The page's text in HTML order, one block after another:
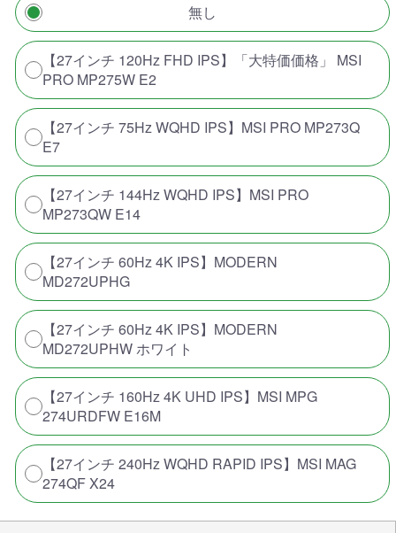
無し
【27インチ 120Hz FHD IPS】「大特価価格」 MSI
PRO MP275W E2
【27インチ 75Hz WQHD IPS】MSI PRO MP273Q
E7
【27インチ 144Hz WQHD IPS】MSI PRO
MP273QW E14
【27インチ 60Hz 4K IPS】MODERN
MD272UPHG
【27インチ 60Hz 4K IPS】MODERN
MD272UPHW ホワイト
【27インチ 160Hz 4K UHD IPS】MSI MPG
274URDFW E16M
【27インチ 240Hz WQHD RAPID IPS】MSI MAG
274QF X24